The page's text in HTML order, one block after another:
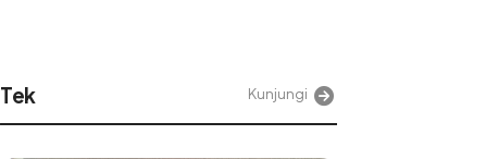
Tek Kunjungi